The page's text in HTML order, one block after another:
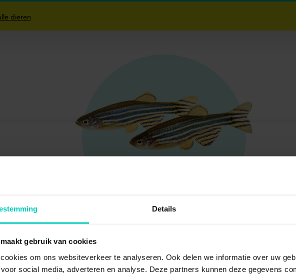
Details
gebruik van cookies
om ons websiteverkeer te analyseren. Ook delen we informatie over uw
social media, adverteren en analyse. Deze partners kunnen deze gegevens
dieren
Voel ik me bij jou als een vis in het water?
Beantwoord de vragen van Blub en Streepje en